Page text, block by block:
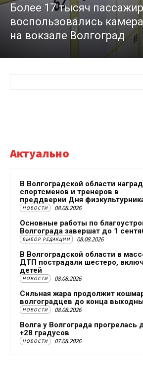
Более 17 тысяч
воспользовались
на вокзале Волгоград
Актуально
В Волгоградской области
спортсменов и тренеров в
преддверии Дня
НОВОСТИ 08.08.2026
Основные работы по
Волгограда завершат до 1
ВЫБОР РЕДАКЦИИ 08.08.2026
В Волгоградской области в
ДТП пострадали шестеро,
детей
НОВОСТИ 08.08.2026
Сильная жара продолжит
волгоградцев до конца
НОВОСТИ 08.08.2026
Волга у Волгограда прогрелась
+28 градусов
НОВОСТИ 07.08.2026